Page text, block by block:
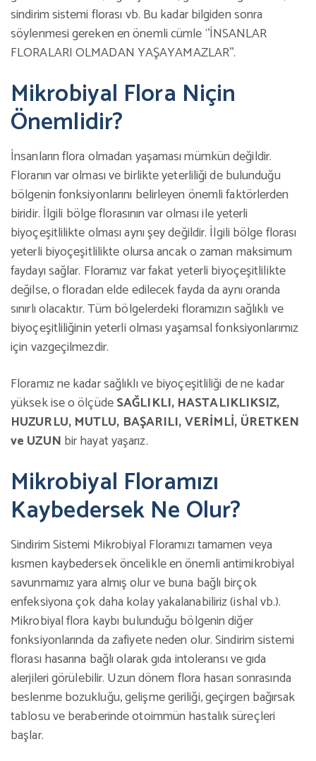
sindirim sistemi florası vb. Bu kadar bilgiden sonra
söylenmesi gereken en önemli cümle ‘’İNSANLAR
FLORALARI OLMADAN YAŞAYAMAZLAR’’.
Mikrobiyal Flora Niçin
Önemlidir?
İnsanların flora olmadan yaşaması mümkün değildir.
Floranın var olması ve birlikte yeterliliği de bulunduğu
bölgenin fonksiyonlarını belirleyen önemli faktörlerden
biridir. İlgili bölge florasının var olması ile yeterli
biyoçeşitlilikte olması aynı şey değildir. İlgili bölge florası
yeterli biyoçeşitlilikte olursa ancak o zaman maksimum
faydayı sağlar. Floramız var fakat yeterli biyoçeşitlilikte
değilse, o floradan elde edilecek fayda da aynı oranda
sınırlı olacaktır. Tüm bölgelerdeki floramızın sağlıklı ve
biyoçeşitliliğinin yeterli olması yaşamsal fonksiyonlarımız
için vazgeçilmezdir.
Floramız ne kadar sağlıklı ve biyoçeşitliliği de ne kadar
yüksek ise o ölçüdeSAĞLIKLI, HASTALIKLIKSIZ,
HUZURLU, MUTLU, BAŞARILI, VERİMLİ, ÜRETKEN
ve UZUN bir hayat yaşarız.
Mikrobiyal Floramızı
Kaybedersek Ne Olur?
Sindirim Sistemi Mikrobiyal Floramızı tamamen veya
kısmen kaybedersek öncelikle en önemli antimikrobiyal
savunmamız yara almış olur ve buna bağlı birçok
enfeksiyona çok daha kolay yakalanabiliriz (ishal vb.).
Mikrobiyal flora kaybı bulunduğu bölgenin diğer
fonksiyonlarında da zafiyete neden olur. Sindirim sistemi
florası hasarına bağlı olarak gıda intoleransı ve gıda
alerjileri görülebilir. Uzun dönem flora hasarı sonrasında
beslenme bozukluğu, gelişme geriliği, geçirgen bağırsak
tablosu ve beraberinde otoimmün hastalık süreçleri
başlar.